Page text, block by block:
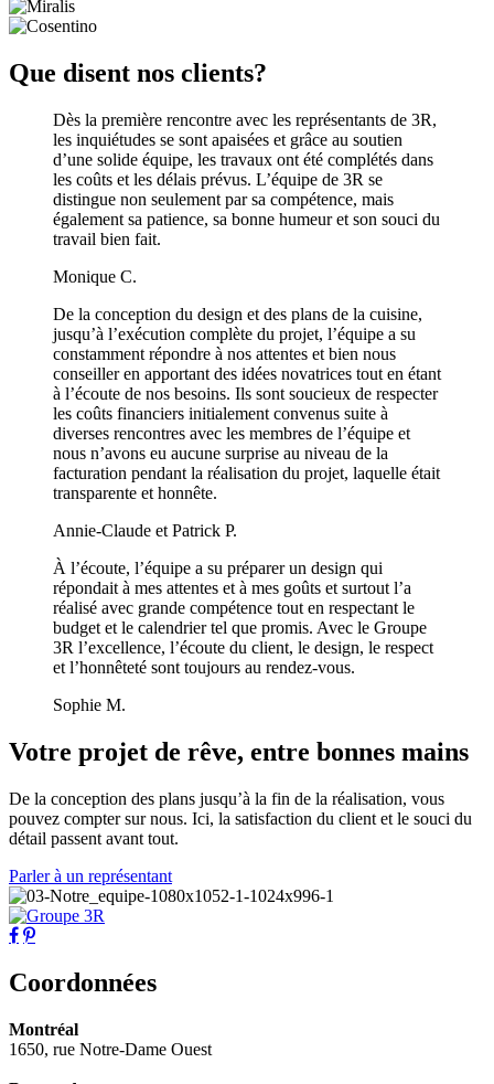
Que disent nos clients?
Dès la première rencontre avec les représentants de 3R,
les inquiétudes se sont apaisées et grâce au soutien
d’une solide équipe, les travaux ont été complétés dans
les coûts et les délais prévus. L’équipe de 3R se
distingue non seulement par sa compétence, mais
également sa patience, sa bonne humeur et son souci du
travail bien fait.
Monique C.
De la conception du design et des plans de la cuisine,
jusqu’à l’exécution complète du projet, l’équipe a su
constamment répondre à nos attentes et bien nous
conseiller en apportant des idées novatrices tout en étant
à l’écoute de nos besoins. Ils sont soucieux de respecter
les coûts financiers initialement convenus suite à
diverses rencontres avec les membres de l’équipe et
nous n’avons eu aucune surprise au niveau de la
facturation pendant la réalisation du projet, laquelle était
transparente et honnête.
Annie-Claude et Patrick P.
À l’écoute, l’équipe a su préparer un design qui
répondait à mes attentes et à mes goûts et surtout l’a
réalisé avec grande compétence tout en respectant le
budget et le calendrier tel que promis. Avec le Groupe
3R l’excellence, l’écoute du client, le design, le respect
et l’honnêteté sont toujours au rendez-vous.
Sophie M.
Votre projet de rêve, entre bonnes mains
De la conception des plans jusqu’à la fin de la réalisation, vous
pouvez compter sur nous. Ici, la satisfaction du client et le souci du
détail passent avant tout.
Parler à un représentant
Coordonnées
Montréal
1650, rue Notre-Dame Ouest